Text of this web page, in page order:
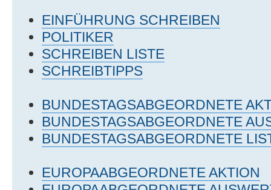
EINFÜHRUNG SCHREIBEN
POLITIKER
SCHREIBEN LISTE
SCHREIBTIPPS
BUNDESTAGSABGEORDNETE
BUNDESTAGSABGEORDNETE
BUNDESTAGSABGEORDNETE
EUROPAABGEORDNETE AKTION